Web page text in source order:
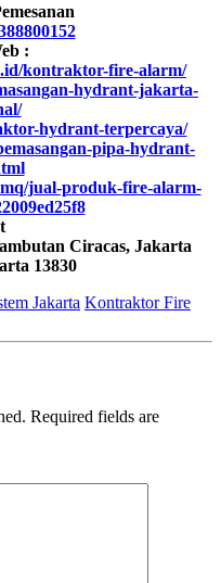
:
kontraktor-fire-alarm/
hydrant-jakarta-
hydrant-terpercaya/
pipa-hydrant-
jual-produk-fire-alarm-
Ciracas, Jakarta
13830
Jakarta Kontraktor Fire
Required fields are